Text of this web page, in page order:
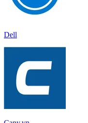
Dell